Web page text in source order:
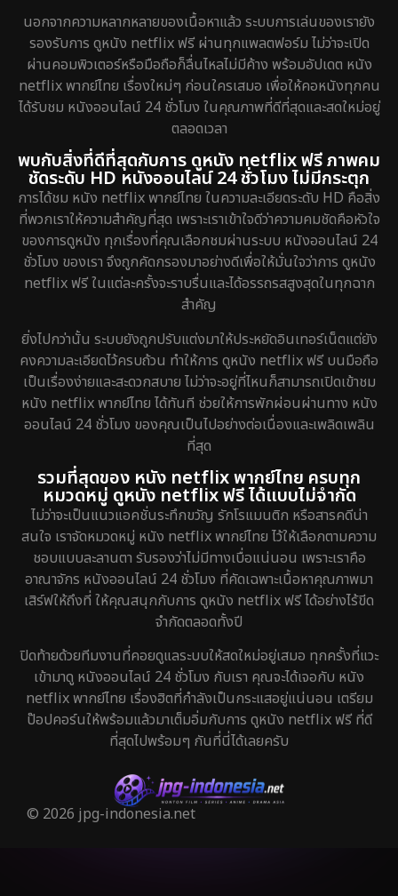
นอกจากความหลากหลายของเนื้อหาแล้ว ระบบการเล่นของเรายัง
รองรับการ ดูหนัง netflix ฟรี ผ่านทุกแพลตฟอร์ม ไม่ว่าจะเปิด
ผ่านคอมพิวเตอร์หรือมือถือก็ลื่นไหลไม่มีค้าง พร้อมอัปเดต หนัง
netflix พากย์ไทย เรื่องใหม่ๆ ก่อนใครเสมอ เพื่อให้คอหนังทุกคน
ได้รับชม หนังออนไลน์ 24 ชั่วโมง ในคุณภาพที่ดีที่สุดและสดใหม่อยู่
ตลอดเวลา
พบกับสิ่งที่ดีที่สุดกับการ ดูหนัง netflix ฟรี ภาพคม
ชัดระดับ HD หนังออนไลน์ 24 ชั่วโมง ไม่มีกระตุก
การได้ชม หนัง netflix พากย์ไทย ในความละเอียดระดับ HD คือสิ่ง
ที่พวกเราให้ความสำคัญที่สุด เพราะเราเข้าใจดีว่าความคมชัดคือหัวใจ
ของการดูหนัง ทุกเรื่องที่คุณเลือกชมผ่านระบบ หนังออนไลน์ 24
ชั่วโมง ของเรา จึงถูกคัดกรองมาอย่างดีเพื่อให้มั่นใจว่าการ ดูหนัง
netflix ฟรี ในแต่ละครั้งจะราบรื่นและได้อรรถรสสูงสุดในทุกฉาก
สำคัญ
ยิ่งไปกว่านั้น ระบบยังถูกปรับแต่งมาให้ประหยัดอินเทอร์เน็ตแต่ยัง
คงความละเอียดไว้ครบถ้วน ทำให้การ ดูหนัง netflix ฟรี บนมือถือ
เป็นเรื่องง่ายและสะดวกสบาย ไม่ว่าจะอยู่ที่ไหนก็สามารถเปิดเข้าชม
หนัง netflix พากย์ไทย ได้ทันที ช่วยให้การพักผ่อนผ่านทาง หนัง
ออนไลน์ 24 ชั่วโมง ของคุณเป็นไปอย่างต่อเนื่องและเพลิดเพลิน
ที่สุด
รวมที่สุดของ หนัง netflix พากย์ไทย ครบทุก
หมวดหมู่ ดูหนัง netflix ฟรี ได้แบบไม่จำกัด
ไม่ว่าจะเป็นแนวแอคชั่นระทึกขวัญ รักโรแมนติก หรือสารคดีน่า
สนใจ เราจัดหมวดหมู่ หนัง netflix พากย์ไทย ไว้ให้เลือกตามความ
ชอบแบบละลานตา รับรองว่าไม่มีทางเบื่อแน่นอน เพราะเราคือ
อาณาจักร หนังออนไลน์ 24 ชั่วโมง ที่คัดเฉพาะเนื้อหาคุณภาพมา
เสิร์ฟให้ถึงที่ ให้คุณสนุกกับการ ดูหนัง netflix ฟรี ได้อย่างไร้ขีด
จำกัดตลอดทั้งปี
ปิดท้ายด้วยทีมงานที่คอยดูแลระบบให้สดใหม่อยู่เสมอ ทุกครั้งที่แวะ
เข้ามาดู หนังออนไลน์ 24 ชั่วโมง กับเรา คุณจะได้เจอกับ หนัง
netflix พากย์ไทย เรื่องฮิตที่กำลังเป็นกระแสอยู่แน่นอน เตรียม
ป๊อปคอร์นให้พร้อมแล้วมาเต็มอิ่มกับการ ดูหนัง netflix ฟรี ที่ดี
ที่สุดไปพร้อมๆ กันที่นี่ได้เลยครับ
© 2026 jpg-indonesia.net